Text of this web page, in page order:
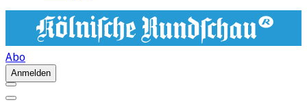
Abo
Anmelden